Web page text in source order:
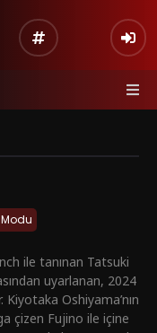
ile tanınan Tatsuki
uyarlanan, 2024
Oshiyama’nın
çizen Fujino ile içine